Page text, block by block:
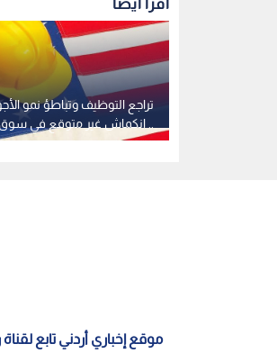
تراجع التوظيف وتباطؤ نمو
.. انكماش غير متوقع في سوق
العمل الأمريكي
موقع إخباري أردني تابع